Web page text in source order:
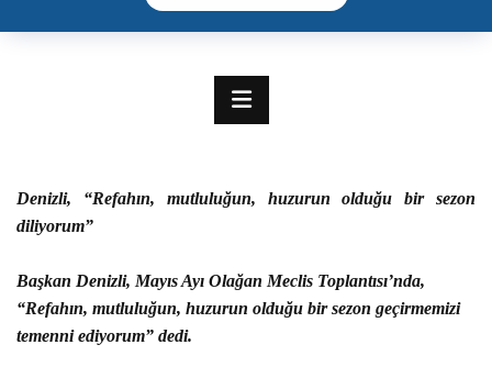
Denizli, “Refahın, mutluluğun, huzurun olduğu bir sezon
diliyorum”
Başkan Denizli, Mayıs Ayı Olağan Meclis Toplantısı’nda,
“Refahın, mutluluğun, huzurun olduğu bir sezon geçirmemizi
temenni ediyorum” dedi.